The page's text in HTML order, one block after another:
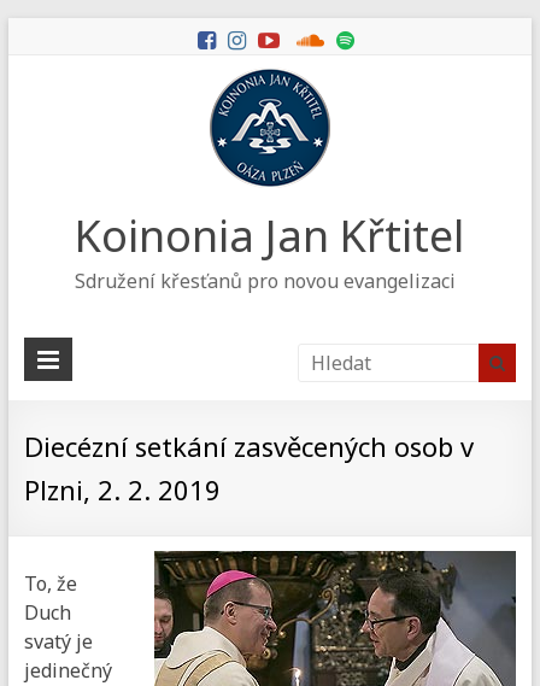
Koinonia Jan Křtitel
Sdružení křesťanů pro novou evangelizaci
Diecézní setkání zasvěcených osob v
Plzni, 2. 2. 2019
To, že
Duch
svatý je
jedinečný